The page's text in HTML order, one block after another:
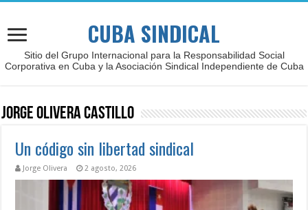
CUBA SINDICAL
Sitio del Grupo Internacional para la Responsabilidad Social
Corporativa en Cuba y la Asociación Sindical Independiente de Cuba
Jorge Olivera Castillo
Un código sin libertad sindical
Jorge Olivera 2 agosto, 2026